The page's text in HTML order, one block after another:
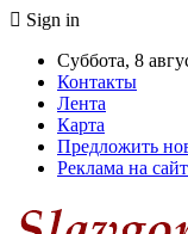
Sign in
Суббота, 8
Контакты
Лента
Карта
Предложить
Реклама на